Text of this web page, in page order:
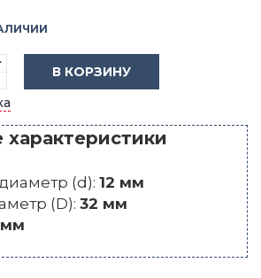
В КОРЗИНУ
характеристики
(d): 12 мм
(D): 32 мм
мм